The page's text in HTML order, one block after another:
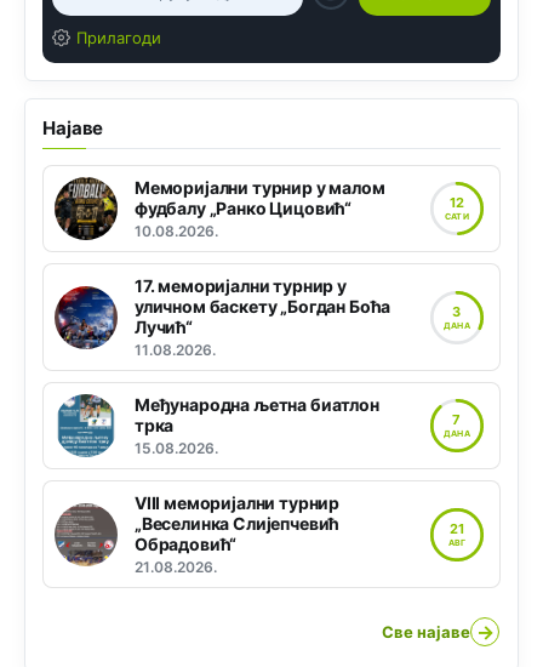
Прилагоди
Најаве
Меморијални турнир у малом
фудбалу „Ранко Цицовић“
10.08.2026.
12
САТИ
17. меморијални турнир у
уличном баскету „Богдан Боћа
Лучић“
11.08.2026.
3
ДАНА
Међународна љетна биатлон
трка
15.08.2026.
7
ДАНА
VIII меморијални турнир
„Веселинка Слијепчевић
Обрадовић“
21.08.2026.
21
АВГ
Све најаве →